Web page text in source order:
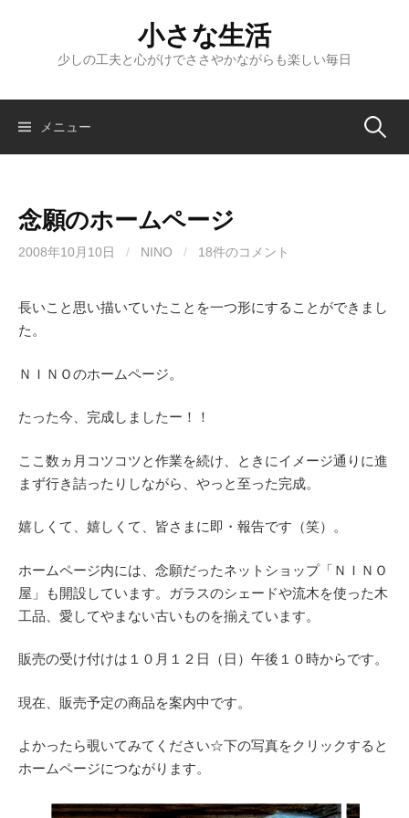
ツ
小さな生活
少しの工夫と心がけでささやかながらも楽しい毎日
メニュー 検
念願のホームページ
2008年10月10日 / NINO / 18件のコメント
長いこと思い描いていたことを一つ形にすることができまし
た。
ＮＩＮＯのホームページ。
たった今、完成しましたー！！
ここ数ヵ月コツコツと作業を続け、ときにイメージ通りに進
まず行き詰ったりしながら、やっと至った完成。
嬉しくて、嬉しくて、皆さまに即・報告です（笑）。
ホームページ内には、念願だったネットショップ「ＮＩＮＯ
屋」も開設しています。ガラスのシェードや流木を使った木
工品、愛してやまない古いものを揃えています。
販売の受け付けは１０月１２日（日）午後１０時からです。
現在、販売予定の商品を案内中です。
よかったら覗いてみてください☆下の写真をクリックすると
ホームページにつながります。